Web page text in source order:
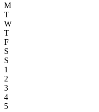
M
T
W
T
F
S
S
1
2
3
4
5